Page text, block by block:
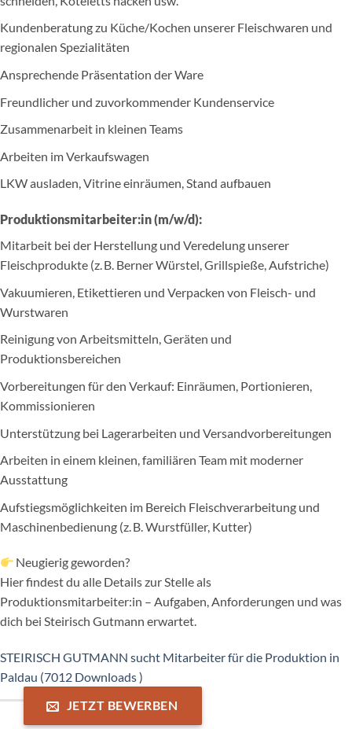
Kundenberatung zu Küche/Kochen unserer Fleischwaren und
regionalen Spezialitäten
Ansprechende Präsentation der Ware
Freundlicher und zuvorkommender Kundenservice
Zusammenarbeit in kleinen Teams
Arbeiten im Verkaufswagen
LKW ausladen, Vitrine einräumen, Stand aufbauen
Produktionsmitarbeiter:in (m/w/d):
Mitarbeit bei der Herstellung und Veredelung unserer
Fleischprodukte (z. B. Berner Würstel, Grillspieße, Aufstriche)
Vakuumieren, Etikettieren und Verpacken von Fleisch- und
Wurstwaren
Reinigung von Arbeitsmitteln, Geräten und
Produktionsbereichen
Vorbereitungen für den Verkauf: Einräumen, Portionieren,
Kommissionieren
Unterstützung bei Lagerarbeiten und Versandvorbereitungen
Arbeiten in einem kleinen, familiären Team mit moderner
Ausstattung
Aufstiegsmöglichkeiten im Bereich Fleischverarbeitung und
Maschinenbedienung (z. B. Wurstfüller, Kutter)
Neugierig geworden?
Hier findest du alle Details zur Stelle als
Produktionsmitarbeiter:in – Aufgaben, Anforderungen und was
dich bei Steirisch Gutmann erwartet.
STEIRISCH GUTMANN sucht Mitarbeiter für die Produktion in
Paldau (7012 Downloads )
JETZT BEWERBEN